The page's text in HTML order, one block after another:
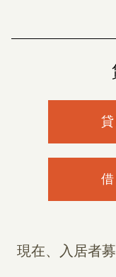
現在、入居者